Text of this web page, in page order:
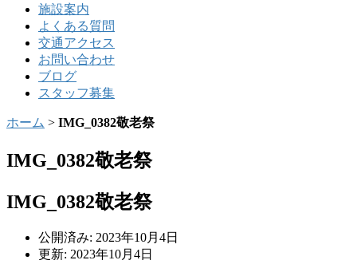
施設案内
よくある質問
交通アクセス
お問い合わせ
ブログ
スタッフ募集
ホーム > IMG_0382敬老祭
IMG_0382敬老祭
IMG_0382敬老祭
公開済み: 2023年10月4日
更新: 2023年10月4日